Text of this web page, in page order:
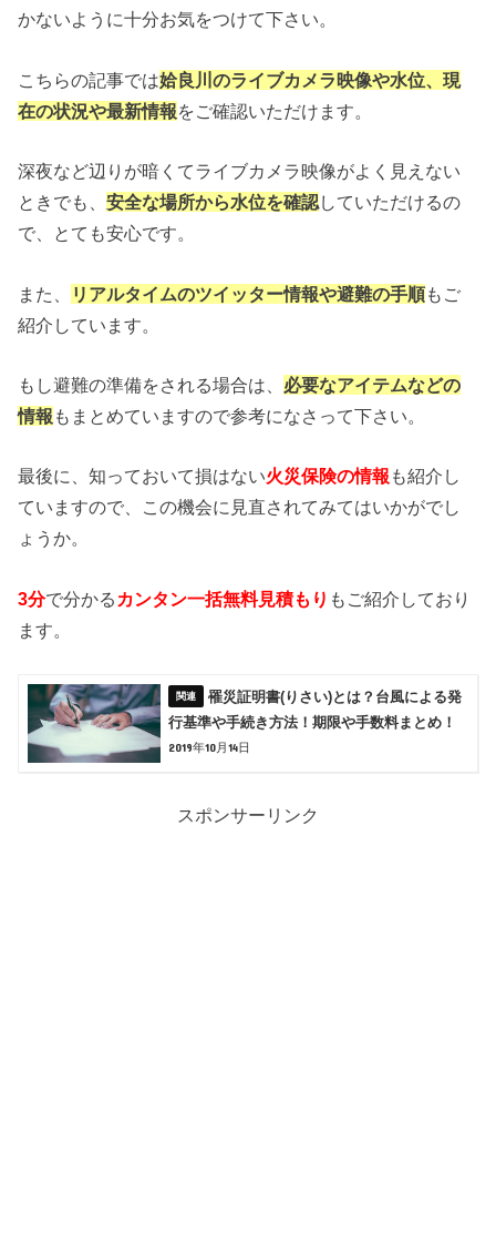
かないように十分お気をつけて下さい。
こちらの記事では姶良川のライブカメラ映像や水位、現
在の状況や最新情報をご確認いただけます。
深夜など辺りが暗くてライブカメラ映像がよく見えない
ときでも、安全な場所から水位を確認していただけるの
で、とても安心です。
また、 リアルタイムのツイッター情報や避難の手順もご
紹介しています。
もし避難の準備をされる場合は、 必要なアイテムなどの
情報 もまとめていますので参考になさって下さい。
最後に、知っておいて損はない火災保険の情報 も紹介し
ていますので、この機会に見直されてみてはいかがでし
ょうか。
3分で分かる カンタン一括無料見積もり もご紹介しており
ます。
罹災証明書(りさい)とは？台風による発
行基準や手続き方法！期限や手数料まとめ！
2019年10月14日
スポンサーリンク